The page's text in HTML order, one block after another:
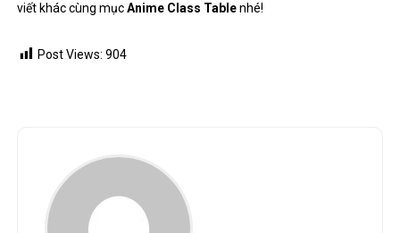
viết khác cùng mụcAnime Class Tablenhé!
Post Views: 904